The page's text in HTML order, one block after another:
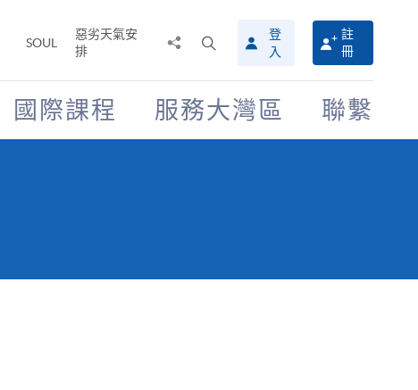
SOUL
惡劣天氣安
排
搜
尋
介
面
登
入
註
冊
國際課程 服務大灣區 聯繫